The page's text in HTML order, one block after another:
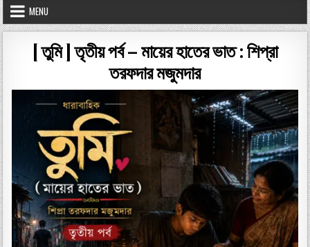
MENU
[ তুমি ] তৃতীয় পর্ব – মায়ের হাতের ভাত : শিপ্রা
তরফদার মজুমদার